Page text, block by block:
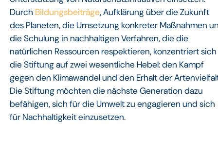
Durch Bildungsbeiträge, Aufklärung über die Zukunft
des Planeten, die Umsetzung konkreter Maßnahmen
die Schulung in nachhaltigen Verfahren, die die
natürlichen Ressourcen respektieren, konzentriert sich
die Stiftung auf zwei wesentliche Hebel: den Kampf
gegen den Klimawandel und den Erhalt der
Die Stiftung möchten die nächste Generation dazu
befähigen, sich für die Umwelt zu engagieren und sich
für Nachhaltigkeit einzusetzen.